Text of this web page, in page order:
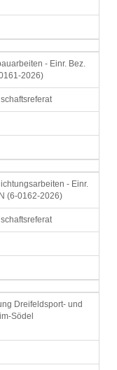
- Einr. Bez.
2026)
- Einr.
(6-0162-2026)
Dreifeldsport- und
Södel